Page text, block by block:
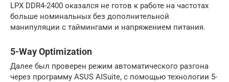
LPX DDR4-2400 оказался не готов к работе на частотах
больше номинальных без дополнительной
манипуляции с таймингами и напряжением питания.
5-Way Optimization
Далее был проверен режим автоматического разгона
через программу ASUS AISuite, с помощью технологии 5-